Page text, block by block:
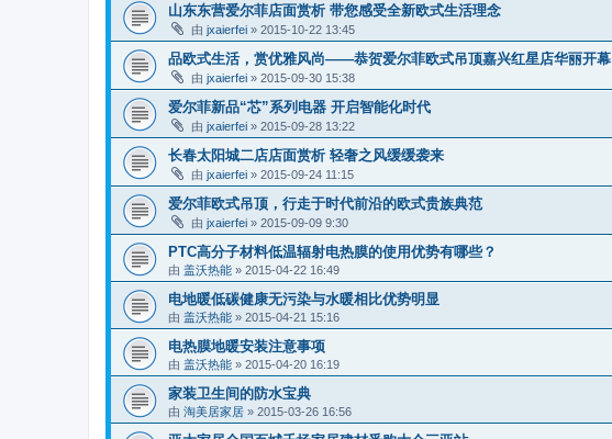
山东东营爱尔菲店面赏析 带您感受全新欧式生活理念
由 jxaierfei » 2015-10-22 13:45
品欧式生活，赏优雅风尚——恭贺爱尔菲欧式吊顶嘉兴红星店华丽开幕
由 jxaierfei » 2015-09-30 15:38
爱尔菲新品“芯”系列电器 开启智能化时代
由 jxaierfei » 2015-09-28 13:22
长春太阳城二店店面赏析 轻奢之风缓缓袭来
由 jxaierfei » 2015-09-24 11:15
爱尔菲欧式吊顶，行走于时代前沿的欧式贵族典范
由 jxaierfei » 2015-09-09 9:30
PTC高分子材料低温辐射电热膜的使用优势有哪些？
由 盖沃热能 » 2015-04-22 16:49
电地暖低碳健康无污染与水暖相比优势明显
由 盖沃热能 » 2015-04-21 15:16
电热膜地暖安装注意事项
由 盖沃热能 » 2015-04-20 16:19
家装卫生间的防水宝典
由 淘美居家居 » 2015-03-26 16:56